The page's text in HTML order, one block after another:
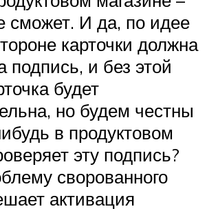
сможет. И да, по идее
карточки должна
подпись, и без этой
будет
но будем честны
в продуктовом
эту подпись?
сворованного
активация